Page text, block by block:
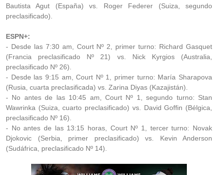
Bautista Agut (España) vs. Roger Federer (Suiza, segundo
preclasificado).
ESPN+:
- Desde las 7:30 am, Court Nº 2, primer turno: Richard Gasquet
(Francia preclasificado Nº 21) vs. Nick Kyrgios (Australia,
preclasificado Nº 26).
- Desde las 9:15 am, Court Nº 1, primer turno: María Sharapova
(Rusia, cuarta preclasificada) vs. Zarina Diyas (Kazajistán).
- No antes de las 10:45 am, Court Nº 1, segundo turno: Stan
Wawrinka (Suiza, cuarto preclasificado) vs. David Goffin (Bélgica,
preclasificado Nº 16).
- No antes de las 13:15 horas, Court Nº 1, tercer turno: Novak
Djokovic (Serbia, primer preclasificado) vs. Kevin Anderson
(Sudáfrica, preclasificado Nº 14).